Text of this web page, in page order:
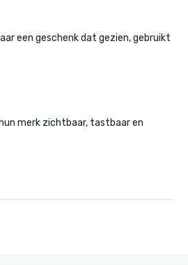
een geschenk dat gezien, gebruikt
merk zichtbaar, tastbaar en